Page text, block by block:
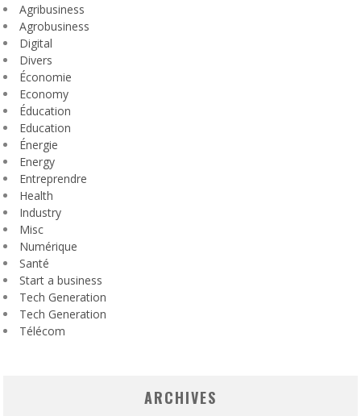
Agribusiness
Agrobusiness
Digital
Divers
Économie
Economy
Éducation
Education
Énergie
Energy
Entreprendre
Health
Industry
Misc
Numérique
Santé
Start a business
Tech Generation
Tech Generation
Télécom
ARCHIVES